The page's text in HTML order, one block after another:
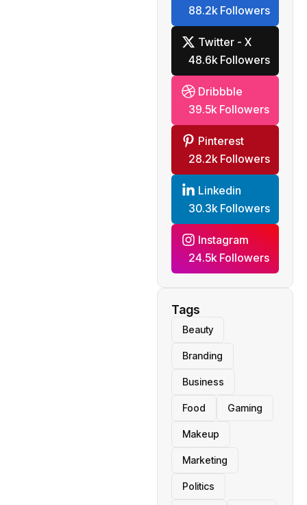
mondiale
88.2k Followers
Twitter - X
48.6k Followers
Dribbble
39.5k Followers
Pinterest
28.2k Followers
Linkedin
30.3k Followers
Instagram
24.5k Followers
Tags
Beauty
Branding
Business
Food Gaming
Makeup
Marketing
Politics